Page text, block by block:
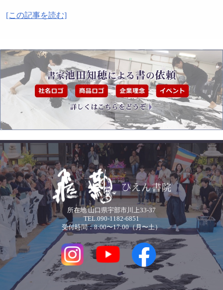
[この記事を読む]
所在地 山口県宇部市川上33-37
TEL.090-1182-6851
受付時間：8:00〜17:00（月〜土）